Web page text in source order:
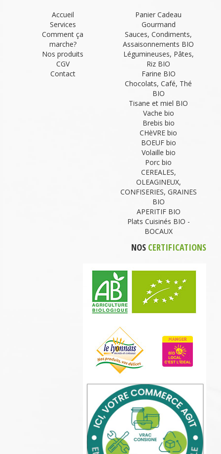
Accueil
Services
Comment ça
marche?
Nos produits
CGV
Contact
Panier Cadeau
Gourmand
Sauces, Condiments,
Assaisonnements BIO
Légumineuses, Pâtes,
Riz BIO
Farine BIO
Chocolats, Café, Thé
BIO
Tisane et miel BIO
Vache bio
Brebis bio
CHèVRE bio
BOEUF bio
Volaille bio
Porc bio
CEREALES,
OLEAGINEUX,
CONFISERIES, GRAINES
BIO
APERITIF BIO
Plats Cuisinés BIO -
BOCAUX
NOS CERTIFICATIONS